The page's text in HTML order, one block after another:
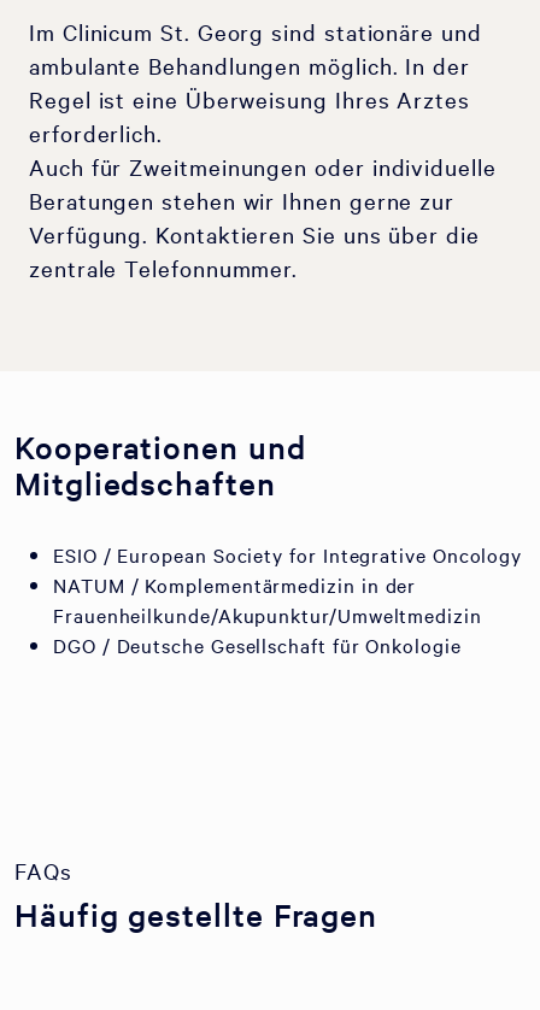
Im Clinicum St. Georg sind stationäre und
ambulante Behandlungen möglich. In der
Regel ist eine Überweisung Ihres Arztes
erforderlich.
Auch für Zweitmeinungen oder individuelle
Beratungen stehen wir Ihnen gerne zur
Verfügung. Kontaktieren Sie uns über die
zentrale Telefonnummer.
Kooperationen und
Mitgliedschaften
ESIO / European Society for Integrative Oncology
NATUM / Komplementärmedizin in der
Frauenheilkunde/Akupunktur/Umweltmedizin
DGO / Deutsche Gesellschaft für Onkologie
FAQs
Häufig gestellte Fragen